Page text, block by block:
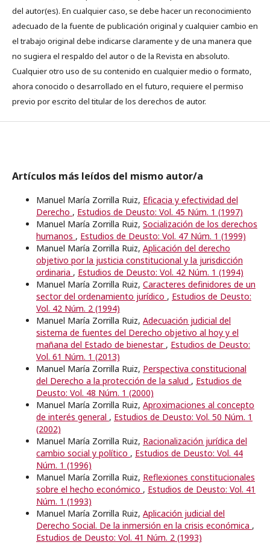
del autor(es). En cualquier caso, se debe hacer un reconocimiento
adecuado de la fuente de publicación original y cualquier cambio en
el trabajo original debe indicarse claramente y de una manera que
no sugiera el respaldo del autor o de la Revista en absoluto.
Cualquier otro uso de su contenido en cualquier medio o formato,
ahora conocido o desarrollado en el futuro, requiere el permiso
previo por escrito del titular de los derechos de autor.
Artículos más leídos del mismo autor/a
Manuel María Zorrilla Ruiz, Eficacia y efectividad del
Derecho , Estudios de Deusto: Vol. 45 Núm. 1 (1997)
Manuel María Zorrilla Ruiz, Socialización de los derechos
humanos , Estudios de Deusto: Vol. 47 Núm. 1 (1999)
Manuel María Zorrilla Ruiz, Aplicación del derecho
objetivo por la justicia constitucional y la jurisdicción
ordinaria , Estudios de Deusto: Vol. 42 Núm. 1 (1994)
Manuel María Zorrilla Ruiz, Caracteres definidores de un
sector del ordenamiento jurídico , Estudios de Deusto:
Vol. 42 Núm. 2 (1994)
Manuel María Zorrilla Ruiz, Adecuación judicial del
sistema de fuentes del Derecho objetivo al hoy y el
mañana del Estado de bienestar , Estudios de Deusto:
Vol. 61 Núm. 1 (2013)
Manuel María Zorrilla Ruiz, Perspectiva constitucional
del Derecho a la protección de la salud , Estudios de
Deusto: Vol. 48 Núm. 1 (2000)
Manuel María Zorrilla Ruiz, Aproximaciones al concepto
de interés general , Estudios de Deusto: Vol. 50 Núm. 1
(2002)
Manuel María Zorrilla Ruiz, Racionalización jurídica del
cambio social y político , Estudios de Deusto: Vol. 44
Núm. 1 (1996)
Manuel María Zorrilla Ruiz, Reflexiones constitucionales
sobre el hecho económico , Estudios de Deusto: Vol. 41
Núm. 1 (1993)
Manuel María Zorrilla Ruiz, Aplicación judicial del
Derecho Social. De la inmersión en la crisis económica ,
Estudios de Deusto: Vol. 41 Núm. 2 (1993)